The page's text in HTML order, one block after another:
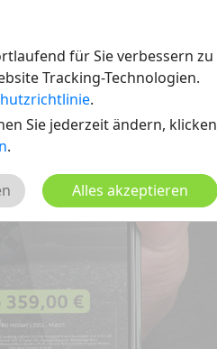
für Sie verbessern zu
Tracking-Technologien.
.
Sie jederzeit ändern, klicken
.
Alles akzeptieren